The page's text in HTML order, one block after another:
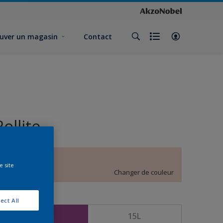
un magasin Contact
Changer de couleur
15L
site
All